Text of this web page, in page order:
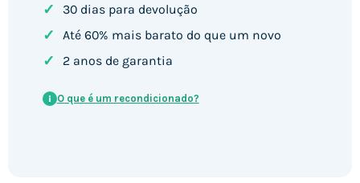
✓ 30 dias para devolução
✓ Até 60% mais barato do que um novo
✓ 2 anos de garantia
i O que é um recondicionado?